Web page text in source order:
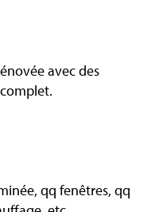
avec des
qq fenêtres, qq